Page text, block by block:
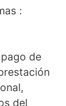
:
de
del